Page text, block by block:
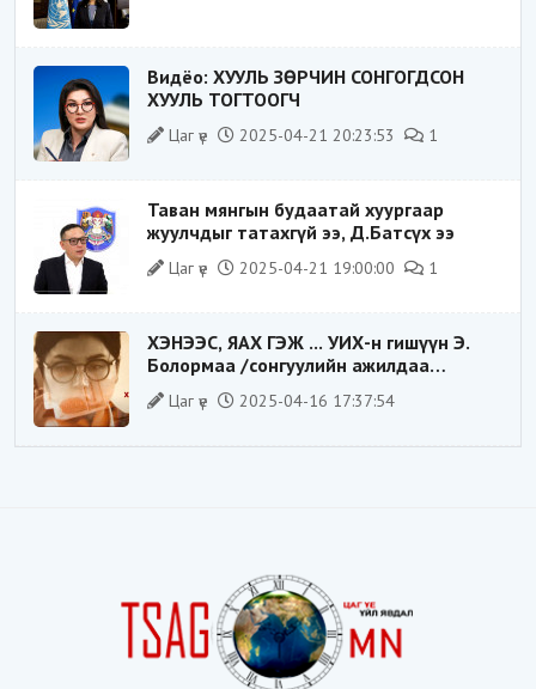
Видёо: ХУУЛЬ ЗӨРЧИН СОНГОГДСОН
ХУУЛЬ ТОГТООГЧ
Цаг үе 2025-04-21 20:23:53 1
Таван мянгын будаатай хуургаар
жуулчдыг татахгүй ээ, Д.Батсүх ээ
Цаг үе 2025-04-21 19:00:00 1
ХЭНЭЭС, ЯАХ ГЭЖ ... УИХ-н гишүүн Э.
Болормаа /сонгуулийн ажилдаа
гадаадын компаниас хандив авсан уу/
Цаг үе 2025-04-16 17:37:54